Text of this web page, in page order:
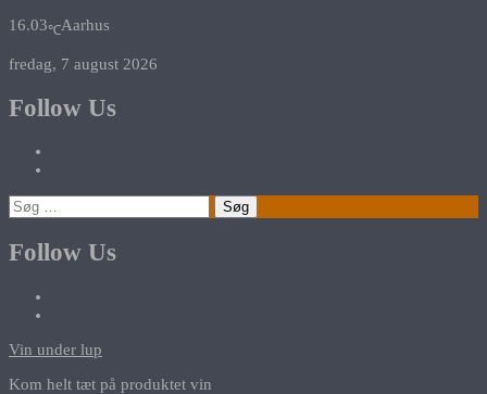
16.03℃Aarhus
fredag, 7 august 2026
Follow Us
Søg
efter:
Follow Us
Vin under lup
Kom helt tæt på produktet vin